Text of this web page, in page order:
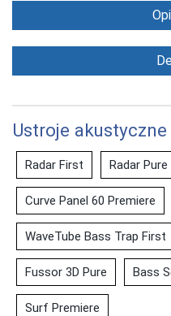
Ustroje akustyczne
Radar First Radar Pure
Curve Panel 60 Premiere
WaveTube Bass Trap First
Fussor 3D Pure Bass
Surf Premiere